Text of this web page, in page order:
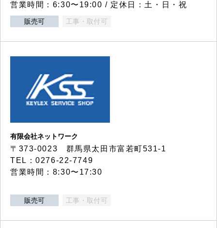
営業時間：6:30〜19:00 / 定休日：土・日・祝
販売可 工事・取付可
有限会社ネットワーク
〒373-0023 群馬県太田市富若町531-1
TEL：0276-22-7749
営業時間：8:30〜17:30
販売可 工事・取付可